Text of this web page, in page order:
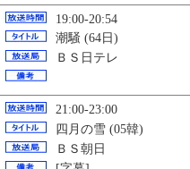
19:00-20:54
潮騒 (64日)
ＢＳ日テレ
21:00-23:00
四月の雪 (05韓)
ＢＳ朝日